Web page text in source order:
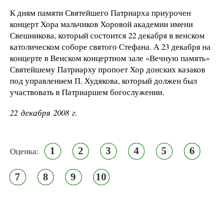
К дням памяти Святейшего Патриарха приурочен
концерт Хора мальчиков Хоровой академии имени
Свешникова, который состоится 22 декабря в венском
католическом соборе святого Стефана. А 23 декабря на
концерте в Венском концертном зале «Вечную память»
Святейшему Патриарху пропоет Хор донских казаков
под управлением П. Худякова, который должен был
участвовать в Патриаршем богослужении.
22 декабря 2008 г.
Оценка: 1 2 3 4 5 6
7 8 9 10